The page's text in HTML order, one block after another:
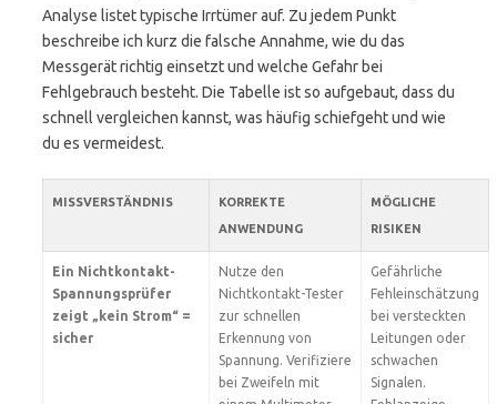
Analyse listet typische Irrtümer auf. Zu jedem Punkt
beschreibe ich kurz die falsche Annahme, wie du das
Messgerät richtig einsetzt und welche Gefahr bei
Fehlgebrauch besteht. Die Tabelle ist so aufgebaut, dass du
schnell vergleichen kannst, was häufig schiefgeht und wie
du es vermeidest.
MISSVERSTÄNDNIS
KORREKTE
ANWENDUNG
MÖGLICHE
RISIKEN
Ein Nichtkontakt-
Spannungsprüfer
zeigt „kein Strom“ =
sicher
Nutze den
Nichtkontakt-Tester
zur schnellen
Erkennung von
Spannung. Verifiziere
bei Zweifeln mit
Gefährliche
Fehleinschätzung
bei versteckten
Leitungen oder
schwachen
Signalen.